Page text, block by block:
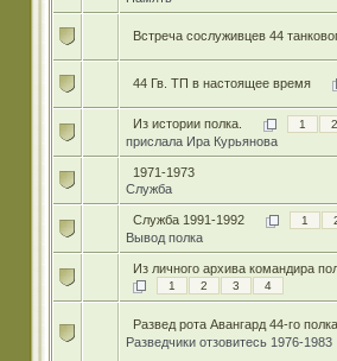
Встреча сослуживцев 44
44 Гв. ТП в настоящее время
Из истории полка. 1 2
прислала Ира Курьянова
1971-1973
Служба
Служба 1991-1992 1
Вывод полка
Из личного архива командира
1 2 3 4
Развед рота Авангард 44-го полка.
Разведчики отзовитесь 1976-1983